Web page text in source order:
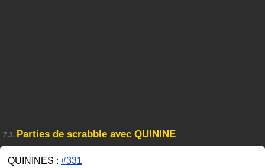
7.3. Parties de scrabble avec QUININE
QUININES : #331